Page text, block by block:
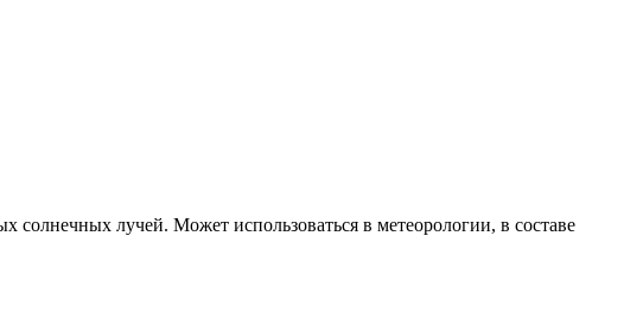
лучей. Может использоваться в метеорологии, в составе